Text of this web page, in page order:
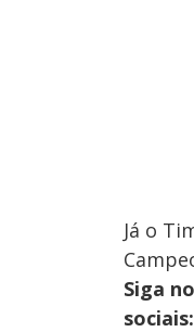
Já o
Siga
sociais: